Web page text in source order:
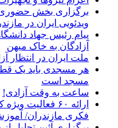
برگزاری بخش حضوری
ویدئویی ایران در
پیام رئیس جهاد
آزادگان به خاک میهن
ملت ایران در انتظار
هر مسجدی باید یک
مسجد است
ساعت به وقت آزادی!
ارائه ۶۰
فکری مازندران/